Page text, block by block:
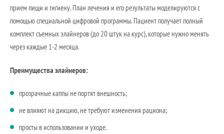
прием пищи и гигиену. План лечения и его результаты моделируются с
помощью специальной цифровой программы. Пациент получает полный
комплект съемных элайнеров (до 20 штук на курс), которые нужно менять
через каждые 1-2 месяца.
Преимущества элайнеров:
прозрачные каппы не портят внешность;
не влияют на дикцию, не требуют изменения рациона;
просты в использовании и уходе.